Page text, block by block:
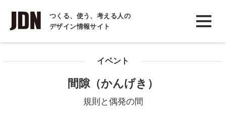
つくる、使う、考える人の
デザイン情報サイト
INTERVIEW
インタビュー
イベント
間隙（かんげき）
規則と偶発の間